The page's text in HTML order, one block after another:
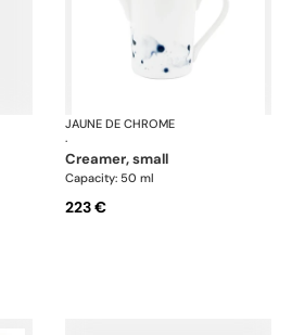
Blue Impression
JAUNE DE CHROME
·
creamer, small
Capacity: 50 ml
223 €